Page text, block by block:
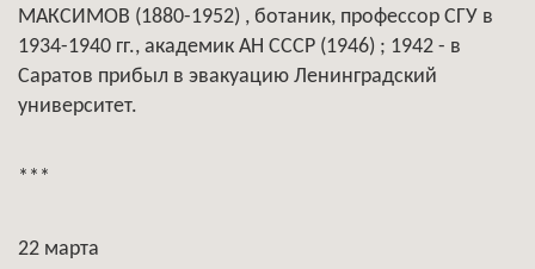
МАКСИМОВ (1880-1952) , ботаник, профессор СГУ в
1934-1940 гг., академик АН СССР (1946) ; 1942 - в
Саратов прибыл в эвакуацию Ленинградский
университет.
***
22 марта